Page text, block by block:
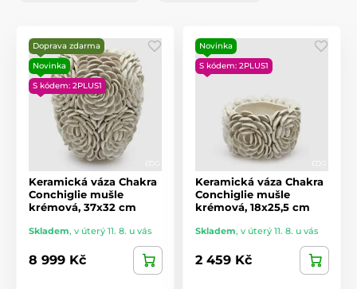
Doprava zdarma
Novinka
S kódem: 2PLUS1
Keramická váza Chakra
Conchiglie mušle
krémová, 37x32 cm
Skladem, v úterý 11. 8. u vás
8 999 Kč
Novinka
S kódem: 2PLUS1
Keramická váza Chakra
Conchiglie mušle
krémová, 18x25,5 cm
Skladem, v úterý 11. 8. u vás
2 459 Kč